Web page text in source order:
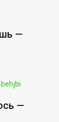
—
—